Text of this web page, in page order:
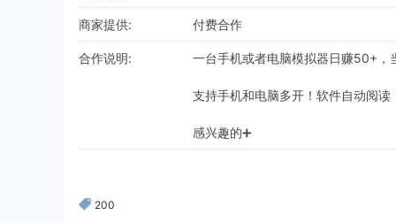
商家提供: 付费合作
合作说明: 一台手机或者电脑模拟器日赚50+，
支持手机和电脑多开！软件自动阅读
感兴趣的➕
200